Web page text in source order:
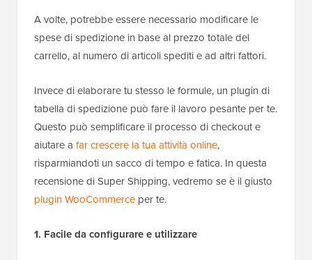
A volte, potrebbe essere necessario modificare le
spese di spedizione in base al prezzo totale del
carrello, al numero di articoli spediti e ad altri fattori.
Invece di elaborare tu stesso le formule, un plugin di
tabella di spedizione può fare il lavoro pesante per te.
Questo può semplificare il processo di checkout e
aiutare a far crescere la tua attività online,
risparmiandoti un sacco di tempo e fatica. In questa
recensione di Super Shipping, vedremo se è il giusto
plugin WooCommerce per te.
1. Facile da configurare e utilizzare